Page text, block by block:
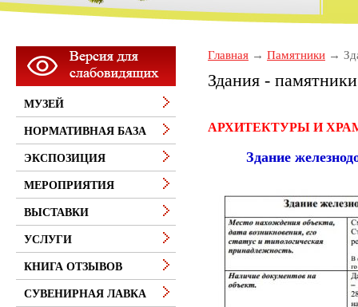
Главная Памятники
Здания -
АРХИТЕКТУРЫ И
Здание
МУЗЕЙ
НОРМАТИВНАЯ БАЗА
ЭКСПОЗИЦИЯ
МЕРОПРИЯТИЯ
ВЫСТАВКИ
УСЛУГИ
КНИГА ОТЗЫВОВ
СУВЕНИРНАЯ ЛАВКА